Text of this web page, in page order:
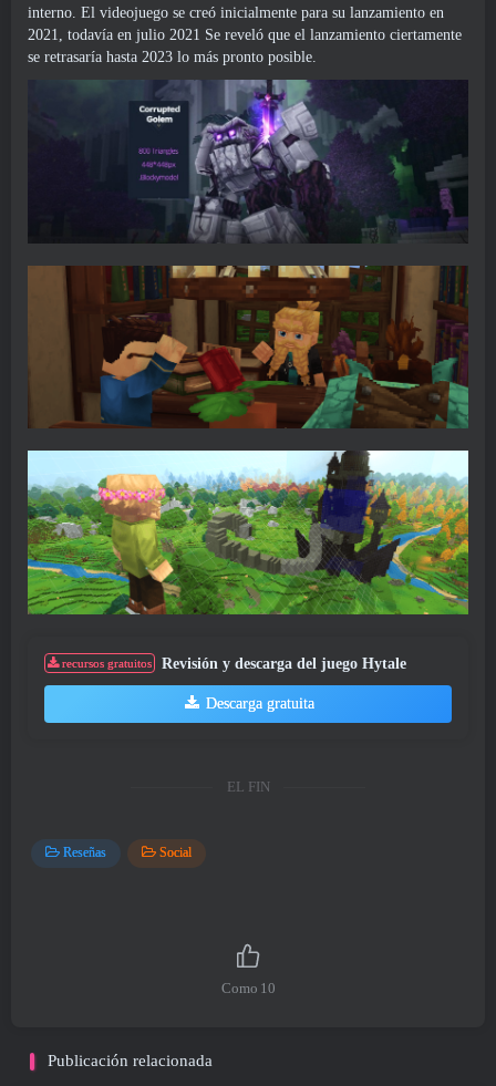
interno. El videojuego se creó inicialmente para su lanzamiento en
2021, todavía en julio 2021 Se reveló que el lanzamiento ciertamente
se retrasaría hasta 2023 lo más pronto posible.
recursos gratuitos Revisión y descarga del juego Hytale
Descarga gratuita
EL FIN
Reseñas Social
Como 10
Publicación relacionada